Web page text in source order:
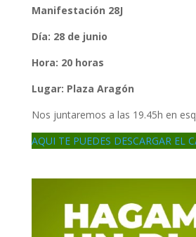
Manifestación 28J
Día: 28 de junio
Hora: 20 horas
Lugar: Plaza Aragón
Nos juntaremos a las 19.45h en
AQUI TE PUEDES DESCARGAR EL